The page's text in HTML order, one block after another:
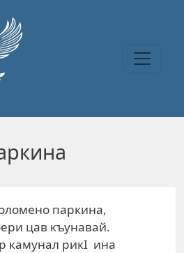
паркина,
цав къунавай.
камунал рикI ина